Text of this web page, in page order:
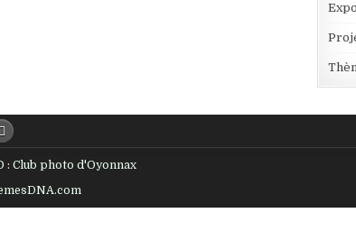
: Club photo d'Oyonnax